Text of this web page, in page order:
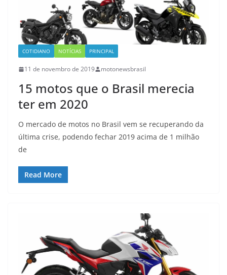
COTIDIANO NOTÍCIAS PRINCIPAL
11 de novembro de 2019 motonewsbrasil
15 motos que o Brasil merecia
ter em 2020
O mercado de motos no Brasil vem se recuperando da
última crise, podendo fechar 2019 acima de 1 milhão
de
Read More